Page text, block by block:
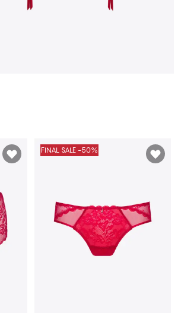
FINAL SALE -50%